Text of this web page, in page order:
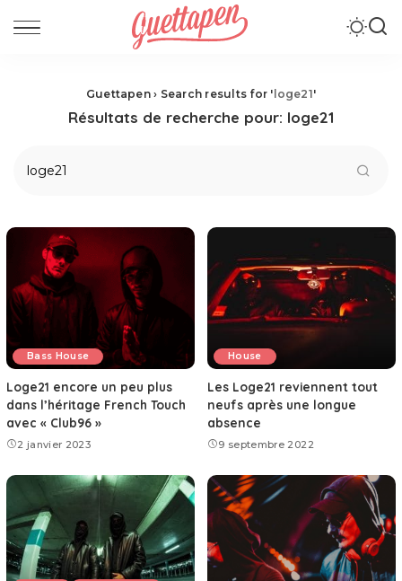
Guettapen› Search results for ' loge21'
Résultats de recherche pour: loge21
Bass House
Loge21 encore un peu plus
dans l’héritage French Touch
avec « Club96 »
2 janvier 2023
House
Les Loge21 reviennent tout
neufs après une longue
absence
9 septembre 2022